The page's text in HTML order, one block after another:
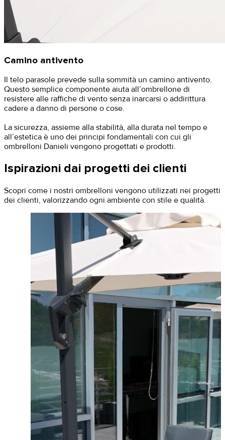
Camino antivento
Il telo parasole prevede sulla sommità un camino antivento.
Questo semplice componente aiuta all’ombrellone di
resistere alle raffiche di vento senza inarcarsi o addirittura
cadere a danno di persone o cose.
La sicurezza, assieme alla stabilità, alla durata nel tempo e
all’estetica è uno dei principi fondamentali con cui gli
ombrelloni Danieli vengono progettati e prodotti.
Ispirazioni dai progetti dei clienti
Scopri come i nostri ombrelloni vengono utilizzati nei progetti
dei clienti, valorizzando ogni ambiente con stile e qualità.